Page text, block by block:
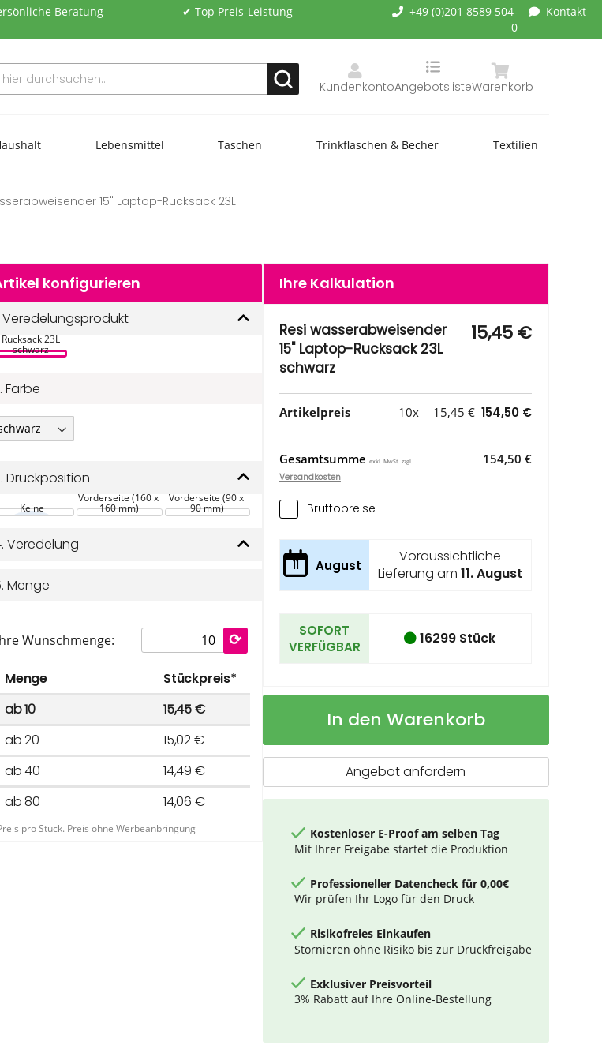
Beratung ✔ Top Preis-Leistung
+49 (0)201 8589 504-
0
Kontakt
Kundenkonto Warenkorb
Angebotsliste
Lebensmittel Taschen Trinkflaschen & Becher Textilien
15" Laptop-Rucksack 23L
konfigurieren
Veredelungsprodukt
Rucksack 23L
schwarz
Farbe
Druckposition
Keine
Vorderseite (160 x
160 mm)
Vorderseite (90 x
90 mm)
Veredelung
Menge
Wunschmenge:
Menge
Stückpreis*
ab 10
15,45 €
ab 20
15,02 €
ab 40
14,49 €
ab 80
14,06 €
pro Stück. Preis ohne Werbeanbringung
Ihre Kalkulation
Resi wasserabweisender
15" Laptop-Rucksack 23L
schwarz
15,45 €
Artikelpreis 10x 15,45 € 154,50 €
Gesamtsumme exkl. MwSt. zzgl.
Versandkosten
154,50 €
Bruttopreise
11 August
Voraussichtliche
Lieferung am 11. August
SOFORT
VERFÜGBAR
16299 Stück
Resi
wasserabweisender
Laptop-
Auf
In den Warenkorb
Angebot anfordern
Kostenloser E-Proof am selben Tag
Mit Ihrer Freigabe startet die Produktion
Professioneller Datencheck für 0,00€
Wir prüfen Ihr Logo für den Druck
Risikofreies Einkaufen
Stornieren ohne Risiko bis zur Druckfreigabe
Exklusiver Preisvorteil
3% Rabatt auf Ihre Online-Bestellung